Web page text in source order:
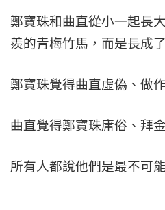
鄭寶珠和曲直從小一起長
羨的青梅竹馬，而是長成
鄭寶珠覺得曲直虛偽、做
曲直覺得鄭寶珠庸俗、拜
所有人都說他們是最不可